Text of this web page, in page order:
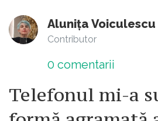
Alunița Voiculescu
Contributor
0 comentarii
Telefonul mi-a